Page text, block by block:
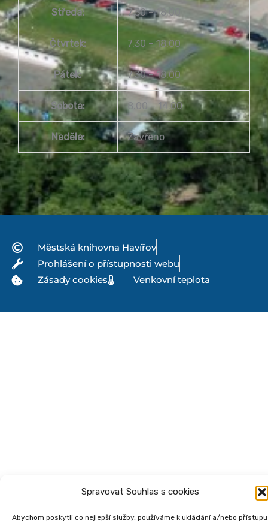
Spravovat Souhlas s cookies
Abychom poskytli co nejlepší služby, používáme k ukládání a/nebo přístupu
Středa: 7.30 – 18.00
Čtvrtek: 7.30 – 18.00
Pátek: 7.30 – 18.00
Sobota: 8.00 – 14.00
Neděle: Zavřeno
Městská knihovna Havířov
Prohlášení o přístupnosti webu
Zásady cookies
Venkovní teplota